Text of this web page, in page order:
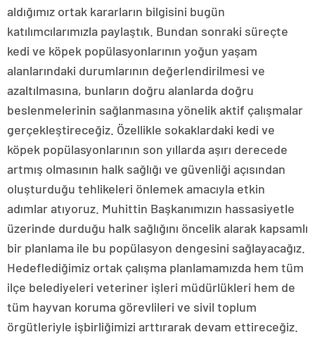
aldığımız ortak kararların bilgisini bugün
katılımcılarımızla paylaştık. Bundan sonraki süreçte
kedi ve köpek popülasyonlarının yoğun yaşam
alanlarındaki durumlarının değerlendirilmesi ve
azaltılmasına, bunların doğru alanlarda doğru
beslenmelerinin sağlanmasına yönelik aktif çalışmalar
gerçekleştireceğiz. Özellikle sokaklardaki kedi ve
köpek popülasyonlarının son yıllarda aşırı derecede
artmış olmasının halk sağlığı ve güvenliği açısından
oluşturduğu tehlikeleri önlemek amacıyla etkin
adımlar atıyoruz. Muhittin Başkanımızın hassasiyetle
üzerinde durduğu halk sağlığını öncelik alarak kapsamlı
bir planlama ile bu popülasyon dengesini sağlayacağız.
Hedeflediğimiz ortak çalışma planlamamızda hem tüm
ilçe belediyeleri veteriner işleri müdürlükleri hem de
tüm hayvan koruma görevlileri ve sivil toplum
örgütleriyle işbirliğimizi arttırarak devam ettireceğiz.